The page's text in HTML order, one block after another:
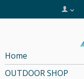
Home
OUTDOOR SHOP